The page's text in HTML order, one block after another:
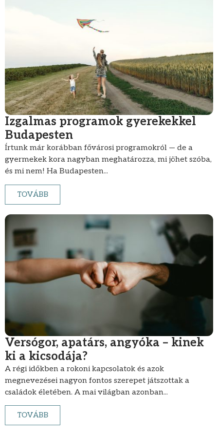
Izgalmas programok gyerekekkel
Budapesten
Írtunk már korábban fővárosi programokról — de a
gyermekek kora nagyban meghatározza, mi jöhet szóba,
és mi nem! Ha Budapesten...
TOVÁBB
Versógor, apatárs, angyóka – kinek
ki a kicsodája?
A régi időkben a rokoni kapcsolatok és azok
megnevezései nagyon fontos szerepet játszottak a
családok életében. A mai világban azonban...
TOVÁBB